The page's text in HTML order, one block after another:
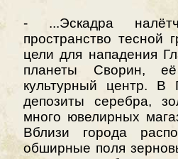
- ...Эскадра
пространство тесной
цели для нападения
планеты Сворин,
культурный центр. В
депозиты серебра,
много ювелирных
Вблизи города
обширные поля